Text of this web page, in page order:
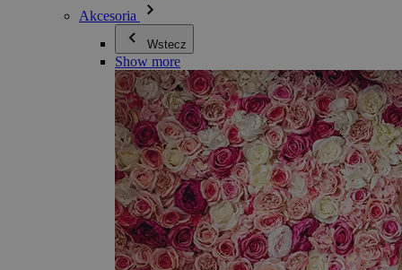
Akcesoria
Wstecz
Show more